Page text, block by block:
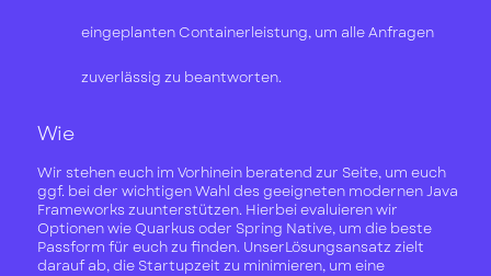
eingeplanten Containerleistung, um alle Anfragen
zuverlässig zu beantworten.
Wie
Wir stehen euch im Vorhinein beratend zur Seite, um euch
ggf. bei der wichtigen Wahl des geeigneten modernen Java
Frameworks zuunterstützen. Hierbei evaluieren wir
Optionen wie Quarkus oder Spring Native, um die beste
Passform für euch zu finden. UnserLösungsansatz zielt
darauf ab, die Startupzeit zu minimieren, um eine